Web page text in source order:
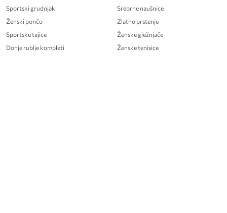
Sportski grudnjak
Ženski pončo
Sportske tajice
Donje rublje kompleti
Srebrne naušnice
Zlatno prstenje
Ženske gležnjače
Ženske tenisice